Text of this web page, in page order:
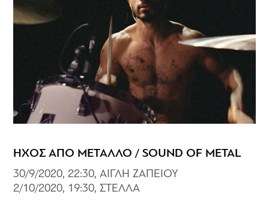
ΗΧΟΣ ΑΠΟ ΜΕΤΑΛΛΟ / SOUND OF METAL
30/9/2020, 22:30, ΑΙΓΛΗ ΖΑΠΕΙΟΥ
2/10/2020, 19:30, ΣΤΕΛΛΑ